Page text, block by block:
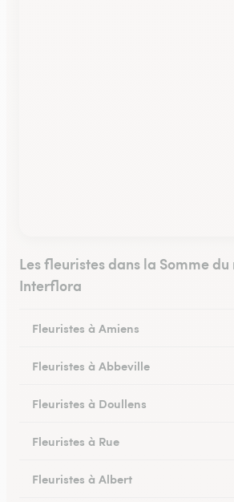
Les fleuristes dans la Somme du
Interflora
Fleuristes à Amiens
Fleuristes à Abbeville
Fleuristes à Doullens
Fleuristes à Rue
Fleuristes à Albert